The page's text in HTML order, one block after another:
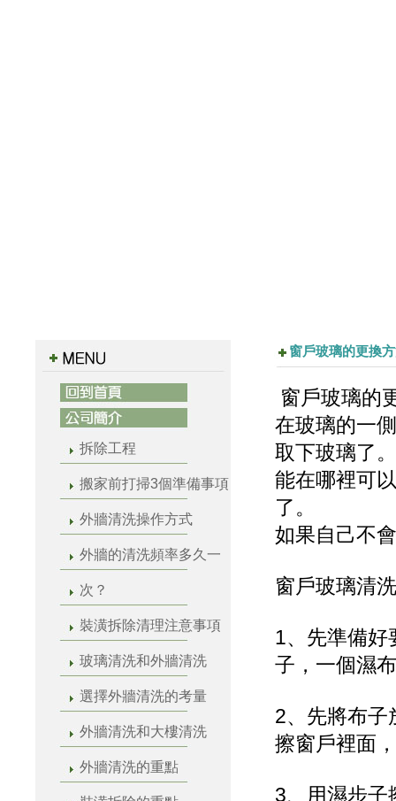
拆除工程
搬家前打掃3個準備事項
外牆清洗操作方式
外牆的清洗頻率多久一
次？
裝潢拆除清理注意事項
玻璃清洗和外牆清洗
選擇外牆清洗的考量
外牆清洗和大樓清洗
外牆清洗的重點
窗戶玻璃的更換
窗戶玻璃的
在玻璃的一
取下玻璃了。
能在哪裡可
了。
如果自己不
窗戶玻璃清
1、先準備好
子，一個濕
2、先將布子
擦窗戶裡面
3、用濕步子